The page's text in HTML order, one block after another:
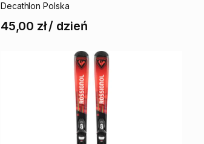
Decathlon Polska
45,00 zł/ dzień